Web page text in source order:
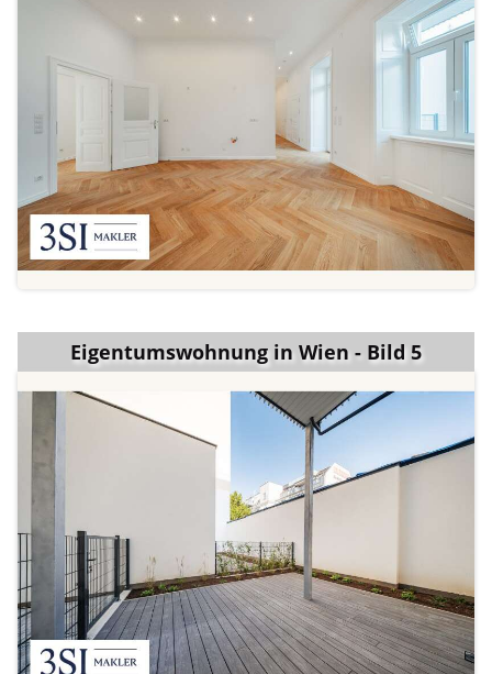
Eigentumswohnung in Wien - Bild 5